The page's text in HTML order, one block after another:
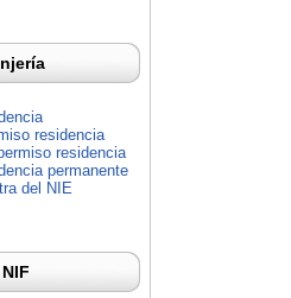
residencia
residencia
permanente
del NIE